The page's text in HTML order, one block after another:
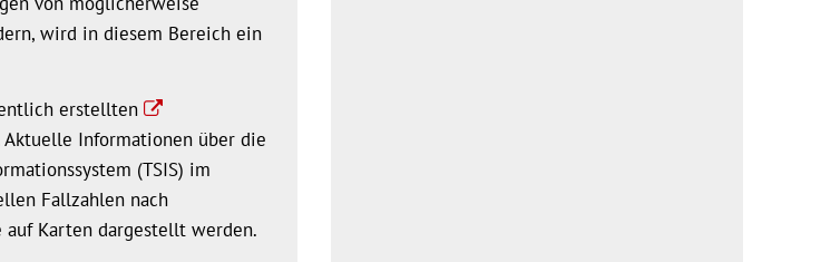
wird in diesem Bereich ein
erstellten
Informationen über die
(TSIS) im
Fallzahlen nach
Karten dargestellt werden.